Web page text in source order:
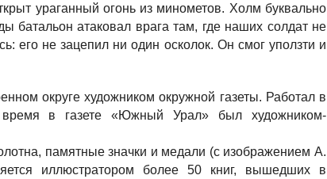
ураганный огонь из минометов. Холм буквально
батальон атаковал врага там, где наших солдат не
его не зацепил ни один осколок. Он смог уползти и
округе художником окружной газеты. Работал в
время в газете «Южный Урал» был художником-
памятные значки и медали (с изображением А.
иллюстратором более 50 книг, вышедших в